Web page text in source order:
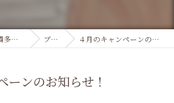
倉敷のエステなら実績多数のMerport ブログ ４月のキャンペーンのお知らせ！
ーンのお知らせ！